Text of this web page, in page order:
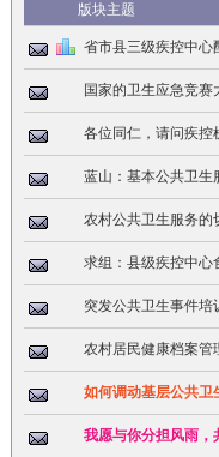
版块主题
省市县三级疾控中心
国家的卫生应急竞赛
各位同仁，请问疾控
蓝山：基本公共卫生
农村公共卫生服务的
求组：县级疾控中心
突发公共卫生事件培
农村居民健康档案管
如何调动基层公共卫
我愿与你分担风雨，